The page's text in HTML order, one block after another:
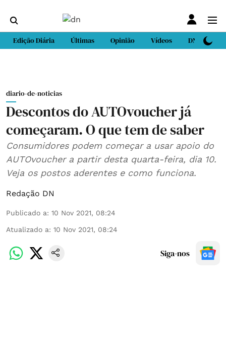
Edição Diária Últimas Opinião Vídeos DN Sport
diario-de-noticias
Descontos do AUTOvoucher já
começaram. O que tem de saber
Consumidores podem começar a usar apoio do
AUTOvoucher a partir desta quarta-feira, dia 10.
Veja os postos aderentes e como funciona.
Redação DN
Publicado a: 10 Nov 2021, 08:24
Atualizado a: 10 Nov 2021, 08:24
Siga-nos